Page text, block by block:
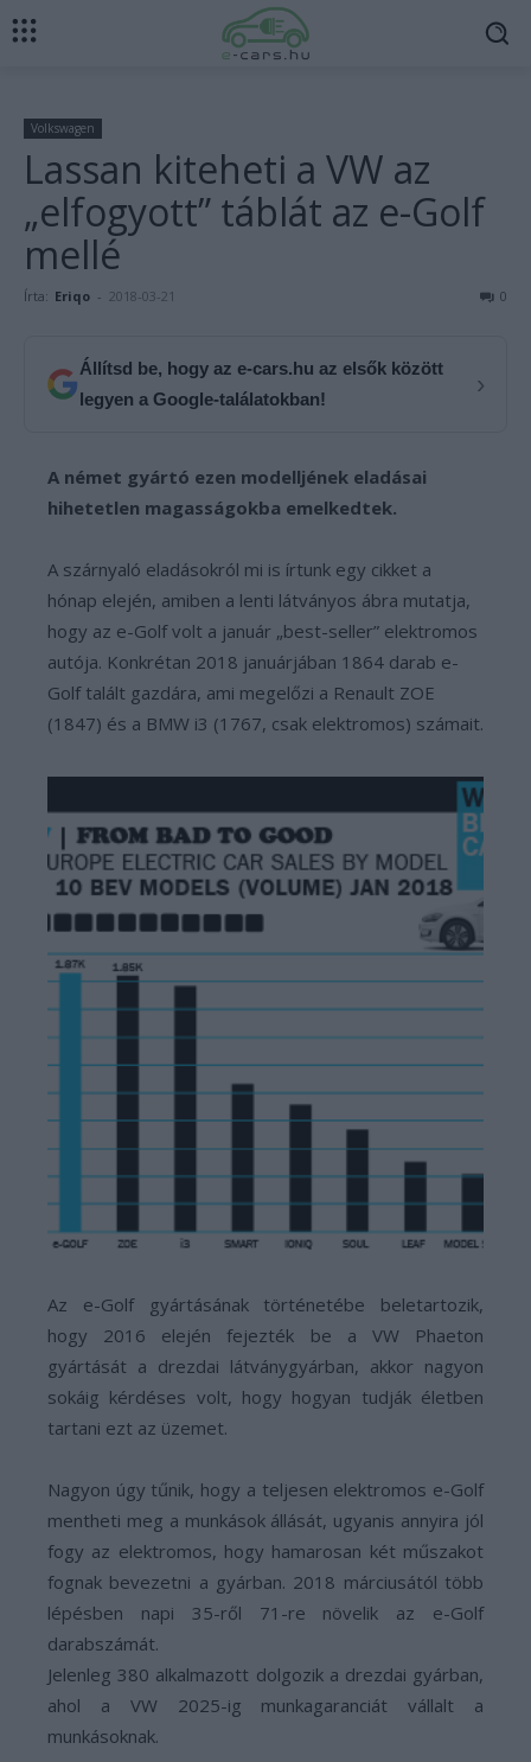
Volkswagen
Lassan kiteheti a VW az
„elfogyott” táblát az e-Golf
mellé
Írta: Eriqo - 2018-03-21 0
Állítsd be, hogy az e-cars.hu az elsők között
legyen a Google-találatokban!
›
A német gyártó ezen modelljének eladásai
hihetetlen magasságokba emelkedtek.
A szárnyaló eladásokról mi is írtunk egy cikket a
hónap elején, amiben a lenti látványos ábra mutatja,
hogy az e-Golf volt a január „best-seller” elektromos
autója. Konkrétan 2018 januárjában 1864 darab e-
Golf talált gazdára, ami megelőzi a Renault ZOE
(1847) és a BMW i3 (1767, csak elektromos) számait.
Az e-Golf gyártásának történetébe beletartozik,
hogy 2016 elején fejezték be a VW Phaeton
gyártását a drezdai látványgyárban, akkor nagyon
sokáig kérdéses volt, hogy hogyan tudják életben
tartani ezt az üzemet.
Nagyon úgy tűnik, hogy a teljesen elektromos e-Golf
mentheti meg a munkások állását, ugyanis annyira jól
fogy az elektromos, hogy hamarosan két műszakot
fognak bevezetni a gyárban. 2018 márciusától több
lépésben napi 35-ről 71-re növelik az e-Golf
darabszámát.
Jelenleg 380 alkalmazott dolgozik a drezdai gyárban,
ahol a VW 2025-ig munkagaranciát vállalt a
munkásoknak.